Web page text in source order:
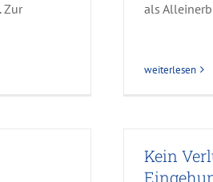
Zur
als
weiterlesen
Kein